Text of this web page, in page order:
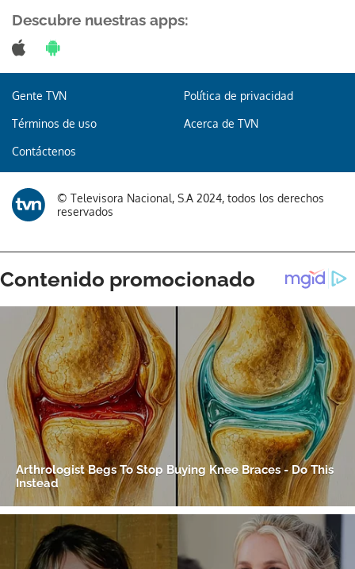
Descubre nuestras apps:
Gente TVN Política de privacidad
Términos de uso Acerca de TVN
Contáctenos
© Televisora Nacional, S.A 2024, todos los derechos
reservados